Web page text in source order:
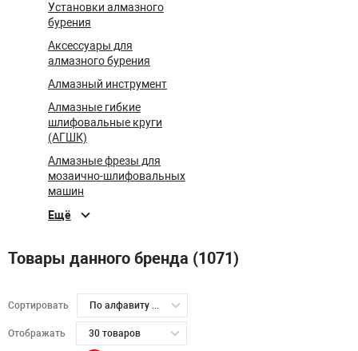
Установки алмазного
бурения
Аксессуары для
алмазного бурения
Алмазный инструмент
Алмазные гибкие
шлифовальные круги
(АГШК)
Алмазные фрезы для
мозаично-шлифовальных
машин
Ещё
Товары данного бренда (1071)
Сортировать По алфавиту А-Я
Отображать 30 товаров